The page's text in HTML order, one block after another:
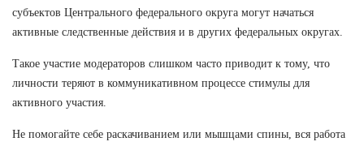
субъектов Центрального федерального округа могут начаться
активные следственные действия и в других федеральных округах.
Такое участие модераторов слишком часто приводит к тому, что
личности теряют в коммуникативном процессе стимулы для
активного участия.
Не помогайте себе раскачиванием или мышцами спины, вся работа